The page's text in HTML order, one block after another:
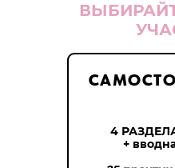
4
+